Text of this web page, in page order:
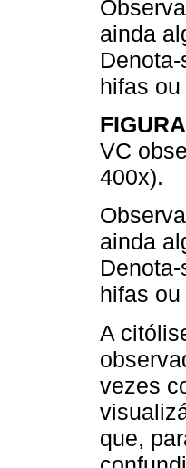
ainda
hifas
VC
400x).
ainda
hifas
A
vezes
que,